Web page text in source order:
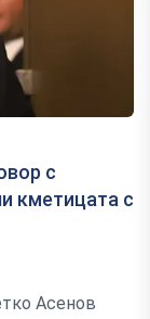
с
кметицата с
Асенов